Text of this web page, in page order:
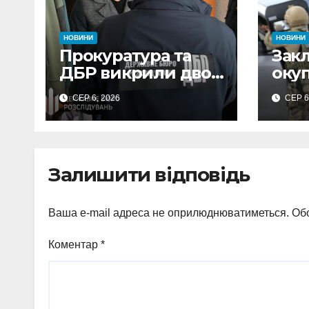
НОВИНИ
Прокуратура та
ДБР викрили двох
посадовців ДПС
Сумщини на
вимаганні
СЕР 6, 2026
НОВИНИ
таСЕР
Залишити відповідь
Ваша e-mail адреса не оприлюднюватиметься.
Коментар *